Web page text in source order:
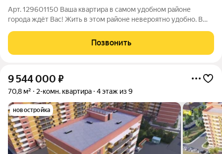
Арт. 129601150 Ваша квартира в самом удобном районе
города ждёт Вас! Жить в этом районе невероятно удобно. В
торговые центры, престижная 33-я гимназия прямо во дворе. В
квартире выполнен качественный
Позвонить
9 544 000 ₽
70,8 м² 2-комн. квартира 4 этаж из 9
новостройка